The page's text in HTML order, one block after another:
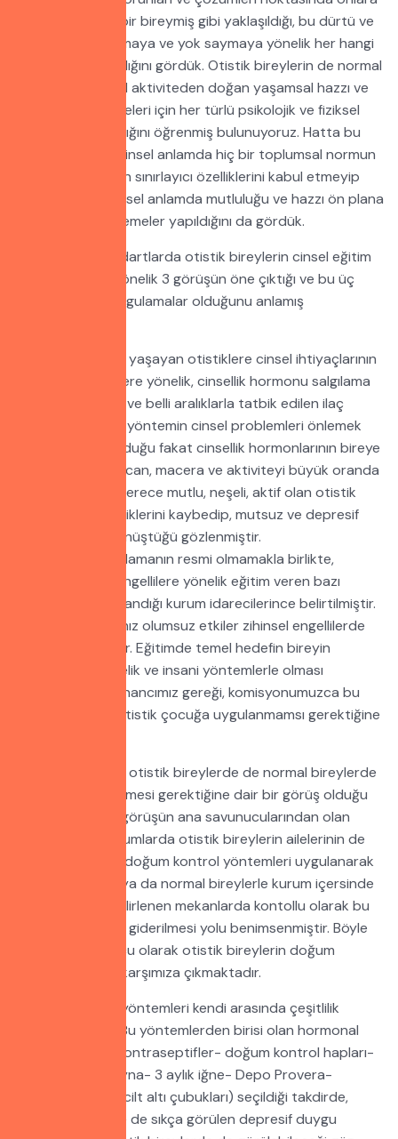
kesinlikle normal bir bireymiş gibi yaklaşıldığı, bu dürtü ve
eğilimlerini bastırmaya ve yok saymaya yönelik her hangi
bir girişimin olmadığını gördük. Otistik bireylerin de normal
bireyler gibi cinsel aktiviteden doğan yaşamsal hazzı ve
mutluluğu alabilmeleri için her türlü psikolojik ve fiziksel
ortamın hazırlandığını öğrenmiş bulunuyoruz. Hatta bu
bireylere yönelikcinsel anlamda hiç bir toplumsal normun
veya dini kuralların sınırlayıcı özelliklerini kabul etmeyip
kurumsal ve bireysel anlamda mutluluğu ve hazzı ön plana
çıkaracak düzenlemeler yapıldığını da gördük.
Uluslararası standartlarda otistik bireylerin cinsel eğitim
ve ihtiyaçlarına yönelik 3 görüşün öne çıktığı ve bu üç
görüşe yönelik uygulamalar olduğunu anlamış
Ergenlik dönemini yaşayan otistiklere cinsel ihtiyaçlarının
oluştuğu dönemlere yönelik, cinsellik hormonu salgılama
düzeyini düşüren ve belli aralıklarla tatbik edilen ilaç
uygulamasıdır. Bu yöntemin cinsel problemleri önlemek
açısından etkili olduğu fakat cinsellik hormonlarının bireye
kazandırdığı heyecan, macera ve aktiviteyi büyük oranda
düşürdüğü, son derece mutlu, neşeli, aktif olan otistik
bireylerin bu özelliklerini kaybedip, mutsuz ve depresif
bireyler haline dönüştüğü gözlenmiştir.
Ülkemizde b uygulamanın resmi olmamakla birlikte,
yetişkin zihinsel engellilere yönelik eğitim veren bazı
kurumlarda uygulandığı kurum idarecilerince belirtilmiştir.
Yukarıda saydığımız olumsuz etkiler zihinsel engellilerde
de yaşanmaktadır. Eğitimde temel hedefin bireyin
mutluluğuna yönelik ve insani yöntemlerle olması
gerektiğine olan inancımız gereği, komisyonumuzca bu
yöntemin hiçbir otistik çocuğa uygulanmamsı gerektiğine
Cinsel ihtiyaçların otistik bireylerde de normal bireylerde
olduğu gibi giderilmesi gerektiğine dair bir görüş olduğu
bilinmektedir. Bu görüşün ana savunucularından olan
Almanya’daki kurumlarda otistik bireylerin ailelerinin de
onayı alınarak ve doğum kontrol yöntemleri uygulanarak
karşı cins otistik ya da normal bireylerle kurum içersinde
veya önceden belirlenen mekanlarda kontollu olarak bu
fizyolojik ihtiyacın giderilmesi yolu benimsenmiştir. Böyle
bir pratiğin sonucu olarak otistik bireylerin doğum
kontrolü konusu karşımıza çıkmaktadır.
Doğum kontrolü yöntemleri kendi arasında çeşitlilik
göstermektedir. Bu yöntemlerden birisi olan hormonal
yöntemler (Oral kontraseptifler- doğum kontrol hapları-
aylık iğne- Mesigyna- 3 aylık iğne- Depo Provera-
Norplant denilen cilt altı çubukları) seçildiği takdirde,
normal bireylerde de sıkça görülen depresif duygu